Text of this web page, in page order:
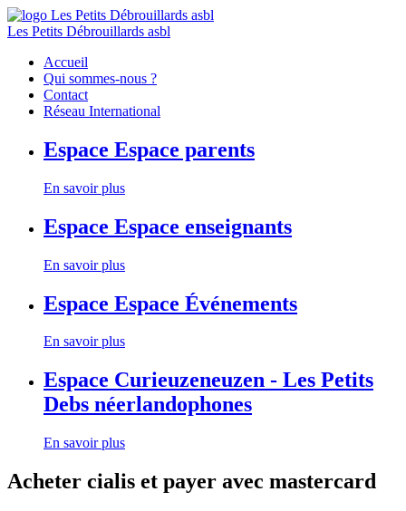
Les Petits Débrouillards asbl
Accueil
Qui sommes-nous ?
Contact
Réseau International
Espace Espace parents
En savoir plus
Espace Espace enseignants
En savoir plus
Espace Espace Événements
En savoir plus
Espace Curieuzeneuzen - Les Petits
Debs néerlandophones
En savoir plus
Acheter cialis et payer avec mastercard